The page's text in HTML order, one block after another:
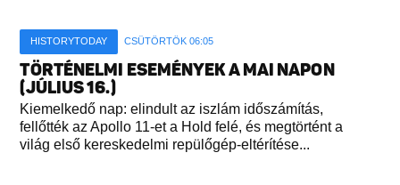
HISTORYTODAY CSÜTÖRTÖK 06:05
TÖRTÉNELMI ESEMÉNYEK A MAI NAPON
(JÚLIUS 16.)
Kiemelkedő nap: elindult az iszlám időszámítás,
fellőtték az Apollo 11-et a Hold felé, és megtörtént a
világ első kereskedelmi repülőgép-eltérítése...